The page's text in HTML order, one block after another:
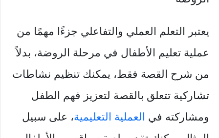
يعتبر التعلم العملي والتفاعلي جزءًا مهمًا من
عملية تعليم الأطفال في مرحلة الروضة، بدلاً
من شرح القصة فقط، يمكنك تنظيم نشاطات
تشاركية تتعلق بالقصة لتعزيز فهم الطفل
ومشاركته في العملية التعليمية، على سبيل